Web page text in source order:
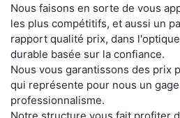
Nous faisons en sorte de vous
les plus compétitifs, et aussi un
rapport qualité prix, dans
durable basée sur la confiance.
Nous vous garantissons des prix
qui représente pour nous un
professionnalisme.